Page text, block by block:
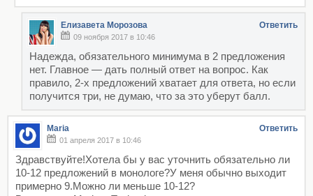
Елизавета Морозова Ответить
09 ноября 2017 в 10:46
Надежда, обязательного минимума в 2 предложения
нет. Главное — дать полный ответ на вопрос. Как
правило, 2-х предложений хватает для ответа, но если
получится три, не думаю, что за это уберут балл.
Maria Ответить
01 апреля 2017 в 10:46
Здравствуйте!Хотела бы у вас уточнить обязательно ли
10-12 предложений в монологе?У меня обычно выходит
примерно 9.Можно ли меньше 10-12?